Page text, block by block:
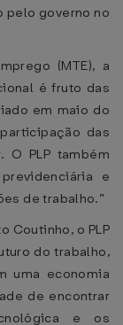
pelo governo no
(MTE), a
é fruto das
em maio do
das
O PLP também
e
de trabalho.”
Coutinho, o PLP
do trabalho,
uma economia
de encontrar
e os